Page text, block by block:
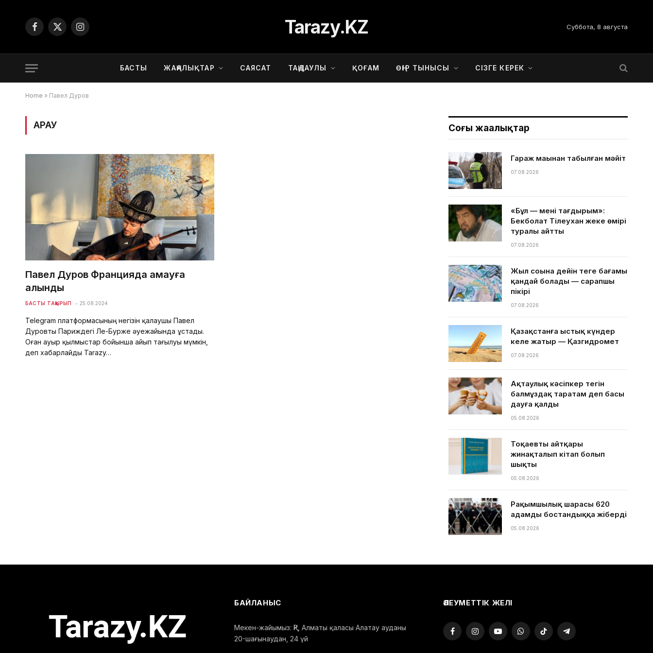
Facebook
X
Instagram Tarazy.KZ Суббота, 8 августа
БАСТЫ ЖАҢАЛЫҚТАР САЯСАТ ТАҢДАУЛЫ ҚОҒАМ ӨҢІР ТЫНЫСЫ СІЗГЕ КЕРЕК
Home » Павел Дуров
ҚАРАУ
Павел Дуров Францияда қамауға
алынды
БАСТЫ ТАҚЫРЫП 25.08.2024
Telegram платформасының негізін қалаушы Павел
Дуровты Париждегі Ле-Бурже әуежайында ұстады.
Оған ауыр қылмыстар бойынша айып тағылуы мүмкін,
деп хабарлайды Tarazy…
Соңғы жаңалықтар
Гараж маңынан табылған мәйіт
07.08.2026
«Бұл — менің тағдырым»:
Бекболат Тілеухан жеке өмірі
туралы айтты
07.08.2026
Жыл соңына дейін теңге бағамы
қандай болады — сарапшы
пікірі
07.08.2026
Қазақстанға ыстық күндер
келе жатыр — Қазгидромет
07.08.2026
Ақтаулық кәсіпкер тегін
балмұздақ таратам деп басы
дауға қалды
05.08.2026
Тоқаевтың айтқары
жинақталып кітап болып
шықты
05.08.2026
Рақымшылық шарасы 620
адамды бостандыққа жіберді
05.08.2026
БАЙЛАНЫС
Мекен-жайымыз: ҚР, Алматы қаласы Алатау ауданы
20-шағынаудан, 24 үй
ӘЛЕУМЕТТІК ЖЕЛІ
FacebookInstagramYouTubeWhatsAppTikTok Telegram